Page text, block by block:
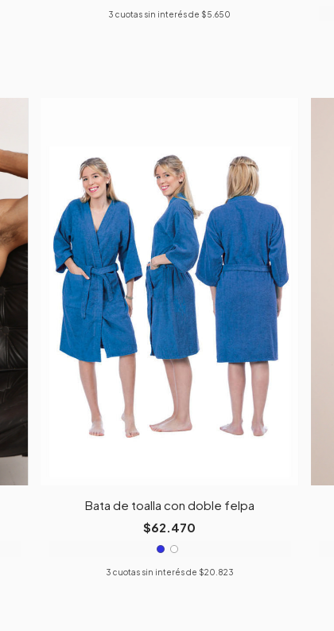
3 cuotas sin interés de $5.650
Bata de toalla con doble felpa
$62.470
3 cuotas sin interés de $20.823